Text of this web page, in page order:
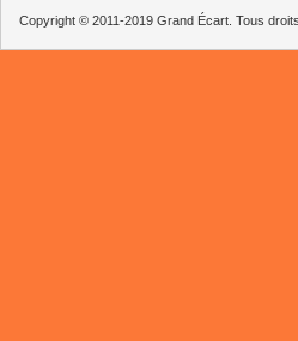
Copyright © 2011-2019 Grand Écart. Tous